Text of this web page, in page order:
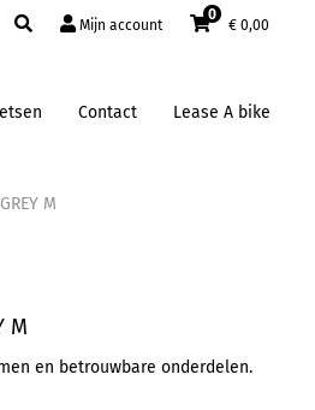
Mijn account
0
€ 0,00
Contact Lease A bike
M
M
en betrouwbare onderdelen.